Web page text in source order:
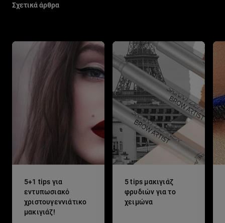
Σχετικά άρθρα
5+1 tips για
εντυπωσιακό
χριστουγεννιάτικο
μακιγιάζ!
5 tips μακιγιάζ
φρυδιών για το
χειμώνα